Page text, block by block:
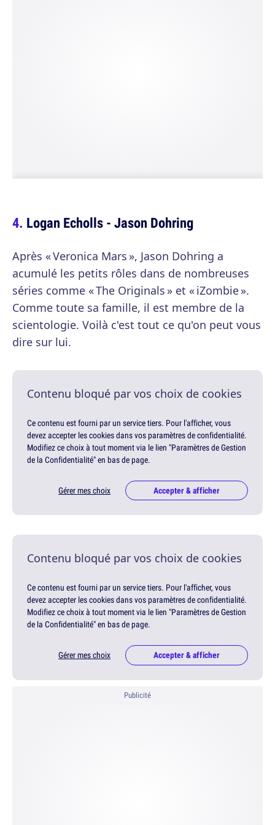
Logan Echolls - Jason Dohring
Après « Veronica Mars », Jason Dohring a
acumulé les petits rôles dans de nombreuses
séries comme « The Originals » et « iZombie ».
Comme toute sa famille, il est membre de la
scientologie. Voilà c'est tout ce qu'on peut vous
dire sur lui.
Contenu bloqué par vos choix de cookies
Ce contenu est fourni par un service tiers. Pour l'afficher, vous
devez accepter les cookies dans vos paramètres de confidentialité.
Modifiez ce choix à tout moment via le lien "Paramètres de Gestion
de la Confidentialité" en bas de page.
Gérer mes choix Accepter & afficher
Contenu bloqué par vos choix de cookies
Ce contenu est fourni par un service tiers. Pour l'afficher, vous
devez accepter les cookies dans vos paramètres de confidentialité.
Modifiez ce choix à tout moment via le lien "Paramètres de Gestion
de la Confidentialité" en bas de page.
Gérer mes choix Accepter & afficher
Publicité